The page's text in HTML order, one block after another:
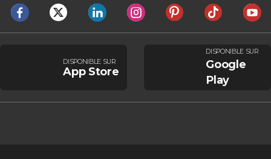
DISPONIBLE SUR
App Store
DISPONIBLE SUR
Google
Play